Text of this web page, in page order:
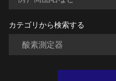
カテゴリから検索する